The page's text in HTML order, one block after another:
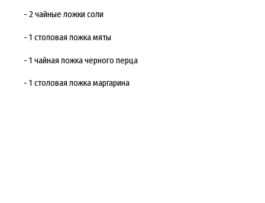
- 2 чайные ложки соли
- 1 столовая ложка мяты
- 1 чайная ложка черного перца
- 1 столовая ложка маргарина